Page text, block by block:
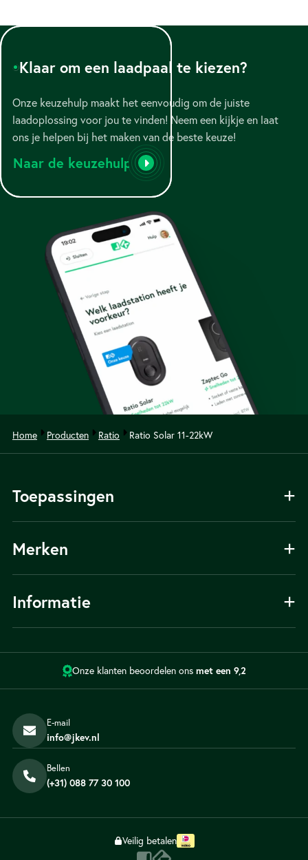
Klaar om een laadpaal te kiezen?
Onze keuzehulp maakt het eenvoudig om de juiste
laadoplossing voor jou te vinden! Neem een kijkje en laat
ons je helpen bij het maken van de beste keuze!
Naar de keuzehulp
Home Producten Ratio Ratio Solar 11-22kW
Toepassingen
Merken
Informatie
Keuzehulp
Tips
Partner worden
Contact
Blog
Veelgestelde vragen
Onze klanten beoordelen ons met een 9,2
E-mail
info@jkev.nl
Bellen
(+31) 088 77 30 100
Veilig betalen